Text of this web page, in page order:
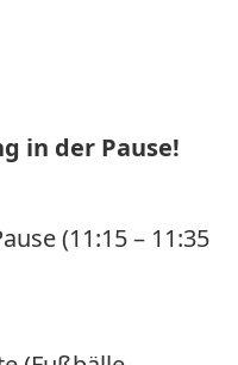
in der Pause!
(11:15 – 11:35